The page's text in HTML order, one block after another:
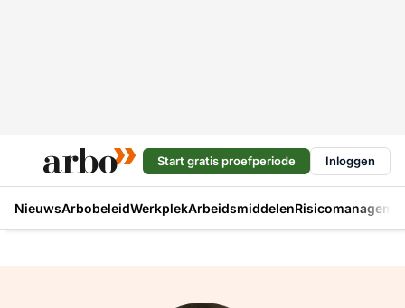
Start gratis proefperiode Inloggen
NieuwsArbobeleidWerkplekArbeidsmiddelen